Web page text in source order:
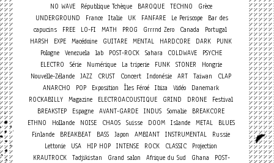
NO WAVE
République Tchèque BAROQUE TECHNO
Grèce
UNDERGROUND
France Italie UK FANFARE Le Periscope
Bar des
capucins
FREE LO-FI MATH PROG Grrrnd Zero Canada
Portugal
HARSH
EXPE Macédoine GUITARE MENTAL HARDCORE DARK
PUNK
Pologne
Venezuela lab POST-ROCK Sahara COLDWAVE
PSYCHE
ELECTRO
Série Numérique La triperie FUNK STONER
Hongrie
Nouvelle-Zélande JAZZ CRUST Concert Indonésie ART Taiwan
CLAP
ANARCHO
POP Exposition Îles Féroé Ibiza Vidéo
Danemark
ROCKABILLY Magazine ELECTROACOUSTIQUE GRIND DRONE
Festival
BREAKSTEP
Espagne AVANT-GARDE INDUS Somalie
BREAKCORE
ETHNO
Hollande NOISE CHAOS Suisse DOOM Islande METAL
BLUES
Finlande
BREAKBEAT BASS Japon AMBIANT INSTRUMENTAL
Russie
Lettonie
USA HIP HOP INTENSE ROCK CLASSIC
Projection
KRAUTROCK Tadjikistan Grand salon Afrique du Sud Ghana
POST-